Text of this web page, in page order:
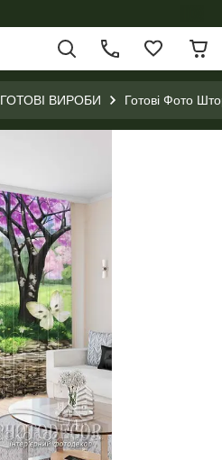
ГОТОВІ ВИРОБИ Готові Фото